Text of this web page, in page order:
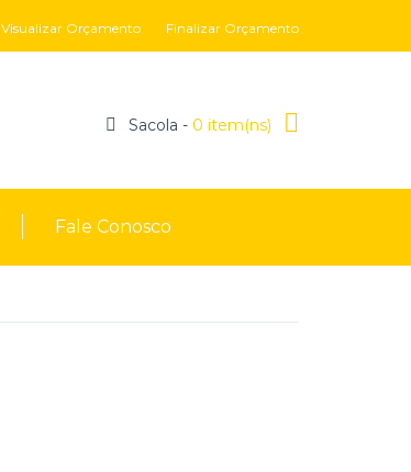
Visualizar Orçamento Finalizar Orçamento
Sacola - 0 item(ns)
Fale Conosco